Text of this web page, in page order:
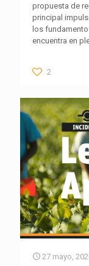
propuesta de
principal
los
encuentra en
2
27 mayo,